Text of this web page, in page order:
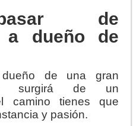
de
a dueño de
de una gran
surgirá de un
camino tienes que
y pasión.